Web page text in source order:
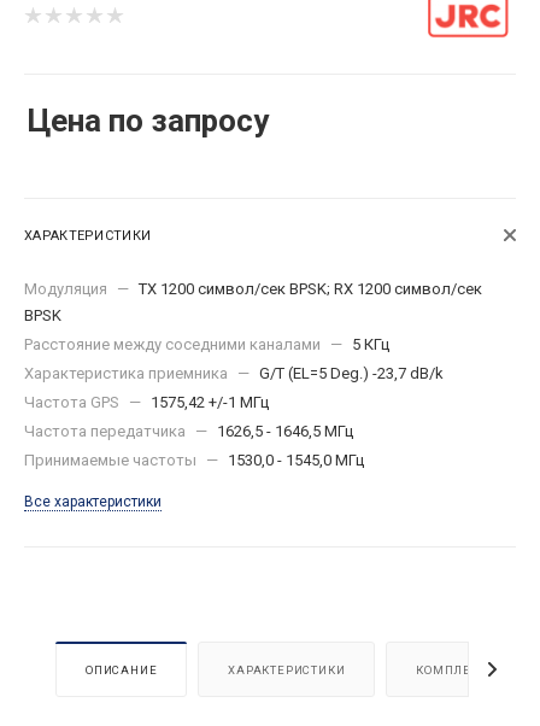
Цена по запросу
ХАРАКТЕРИСТИКИ
Модуляция — ТХ 1200 символ/сек BPSK; RX 1200 символ/сек
BPSK
Расстояние между соседними каналами
— 5 КГц
Характеристика приемника
— G/T (EL=5 Deg.) -23,7 dB/k
Частота GPS
— 1575,42 +/-1 МГц
Частота передатчика
— 1626,5 - 1646,5 МГц
Принимаемые частоты
— 1530,0 - 1545,0 МГц
Все характеристики
ОПИСАНИЕ ХАРАКТЕРИСТИКИ КОМПЛЕКТАЦИЯ